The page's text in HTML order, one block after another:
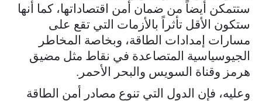
ستتمكن أيضاً من ضمان أمن اقتصاداتها، كما أنها
ستكون الأقل تأثراً بالأزمات التي تقع على
مسارات إمدادات الطاقة، وبخاصة المخاطر
الجيوسياسية المتصاعدة في نقاط مثل مضيق
هرمز وقناة السويس والبحر الأحمر.
وعليه، فإن الدول التي تنوع مصادر أمن الطاقة